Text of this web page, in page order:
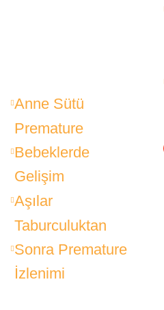
Anne Sütü
Premature
Bebeklerde
Gelişim
Aşılar
Taburculuktan
Sonra Premature
İzlenimi